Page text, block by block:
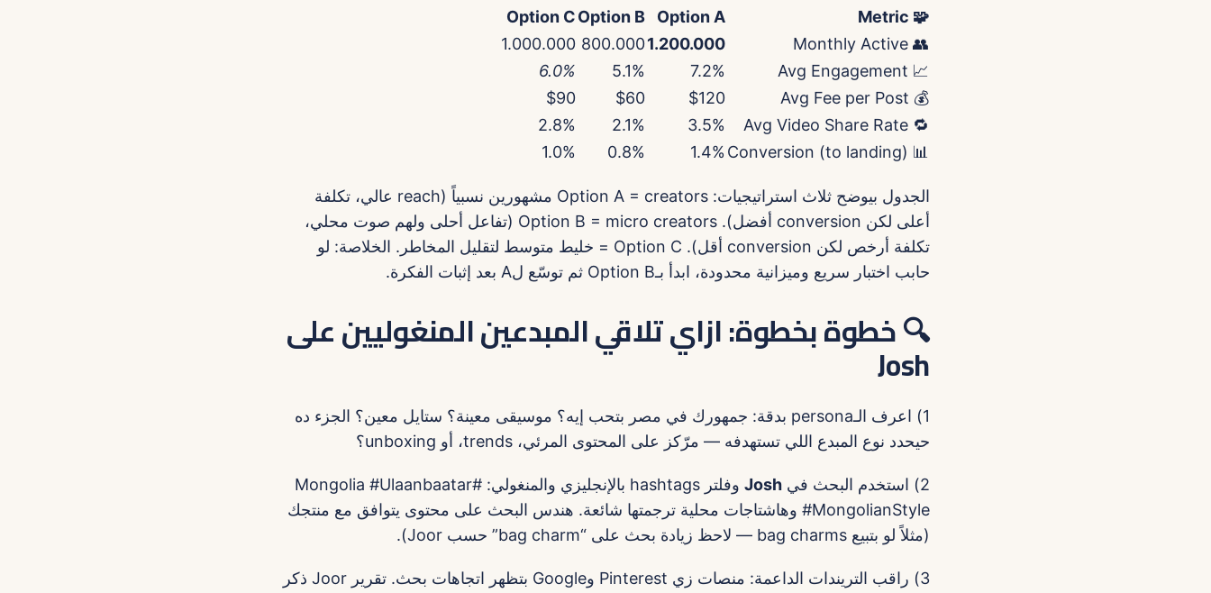
🧩 Metric
Option A
Option B
Option C
👥 Monthly Active
1.200.000
800.000
1.000.000
📈 Avg Engagement
7.2%
5.1%
6.0%
💰 Avg Fee per Post
$120
$60
$90
🔁 Avg Video Share Rate
3.5%
2.1%
2.8%
📊 Conversion (to landing)
1.4%
0.8%
1.0%
الجدول بيوضح ثلاث استراتيجيات: Option A = creators مشهورين نسبياً (reach عالي، تكلفة
أعلى لكن conversion أفضل). Option B = micro creators (تفاعل أحلى ولهم صوت محلي،
تكلفة أرخص لكن conversion أقل). Option C = خليط متوسط لتقليل المخاطر. الخلاصة: لو
حابب اختبار سريع وميزانية محدودة، ابدأ بـOption B ثم توسّع لA بعد إثبات الفكرة.
🔍 خطوة بخطوة: ازاي تلاقي المبدعين المنغوليين على
Josh
1) اعرف الـpersona بدقة: جمهورك في مصر بتحب إيه؟ موسيقى معينة؟ ستايل معين؟ الجزء ده
حيحدد نوع المبدع اللي تستهدفه — مرّكز على المحتوى المرئي، trends، أو unboxing؟
2) استخدم البحث في Josh
وفلتر hashtags بالإنجليزي والمنغولي: #Mongolia #Ulaanbaatar
#MongolianStyle وهاشتاجات محلية ترجمتها شائعة. هندس البحث على محتوى يتوافق مع منتجك
(مثلاً لو بتبيع bag charms — لاحظ زيادة بحث على “bag charm” حسب Joor).
3) راقب التريندات الداعمة: منصات زي Pinterest وGoogle بتظهر اتجاهات بحث. تقرير Joor ذكر